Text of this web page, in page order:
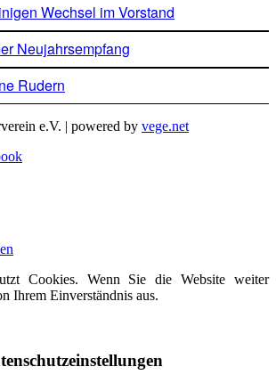
Wechsel im Vorstand
Neujahrsempfang
Rudern
e.V. | powered by vege.net
Cookies. Wenn Sie die Website weiter
Ihrem Einverständnis aus.